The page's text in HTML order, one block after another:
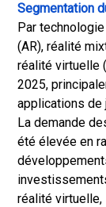
Segmentation
Par
(AR), réalité
réalité virtuelle
2025,
applications de
La demande
été élevée en
réalité